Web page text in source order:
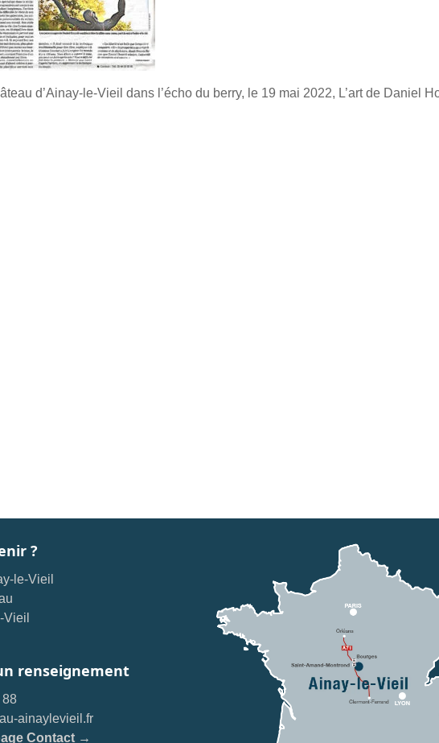
d’Ainay-le-Vieil dans l’écho du berry, le 19 mai 2022, L’art de Daniel
?
le-Vieil
renseignement
88
ainaylevieil.fr
Contact →